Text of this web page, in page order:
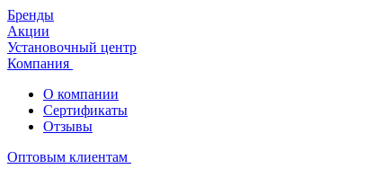
Бренды
Акции
Установочный центр
Компания
О компании
Сертификаты
Отзывы
Оптовым клиентам